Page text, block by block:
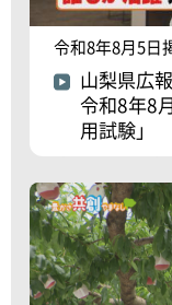
令和8年8月5日
山梨県広
令和8年8
用試験」